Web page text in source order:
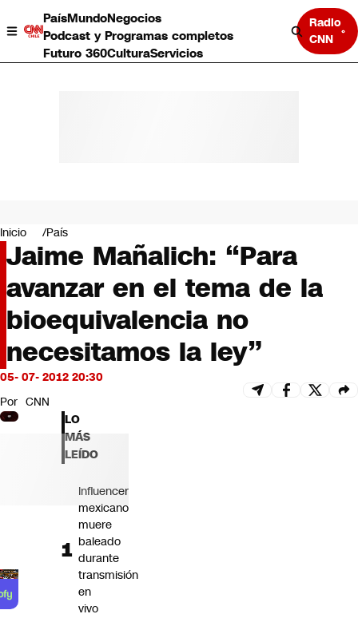
PaísMundoNegocios
Podcast y Programas completos
Futuro 360CulturaServicios
Radio
CNN
Negocios
Deportes
Programas completos
Cultura
Servicios
Bits
CNN tiempo
Futuro 360
Inicio País
Jaime Mañalich: “Para
avanzar en el tema de la
bioequivalencia no
necesitamos la ley”
05- 07- 2012 20:30
Por CNN
LO
MÁS
LEÍDO
Influencer
mexicano
muere
baleado
durante
transmisión
en
vivo